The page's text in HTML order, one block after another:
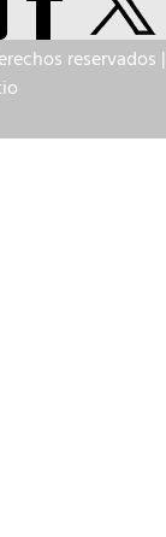
reservados |